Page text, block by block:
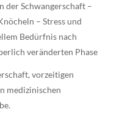
der Schwangerschaft –
– Stress und
Bedürfnis nach
veränderten Phase
vorzeitigen
medizinischen